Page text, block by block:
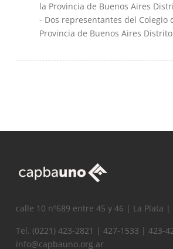
la Provincia de Buenos Aires
- Dos representantes del Colegio
Provincia de Buenos Aires Distrito
calle 10 nº689 entre 45 y 46 | La Plata
Tel. (0221) 423-2821 | 427-1533 | 423-
info@capbauno.org.ar